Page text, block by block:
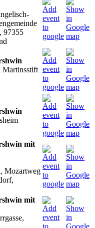
97355
Martinsstift
mit
Mozartweg
mit